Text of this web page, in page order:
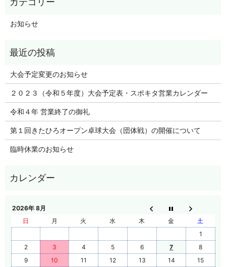
お知らせ
大会予定変更のお知らせ
２０２３（令和５年度）大会予定表・スポキタ営業カレンダー
令和４年 営業終了の御礼
第１回きたひろオープン卓球大会（団体戦）の開催について
臨時休業のお知らせ
2026年 8月
日
月 火 水 木 金
土
1
2
3 4 5 6 7
8
9
10 11 12 13 14
15